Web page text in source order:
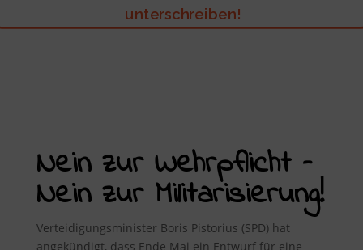
unterschreiben!
Nein zur Wehrpflicht –
Nein zur Militarisierung!
Verteidigungsminister Boris Pistorius (SPD) hat
angekündigt, dass Ende Mai ein Entwurf für eine